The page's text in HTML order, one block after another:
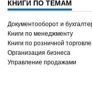
КНИГИ ПО ТЕМАМ
Документооборот и
Книги по менеджменту
Книги по розничной торговле
Организация бизнеса
Управление продажами